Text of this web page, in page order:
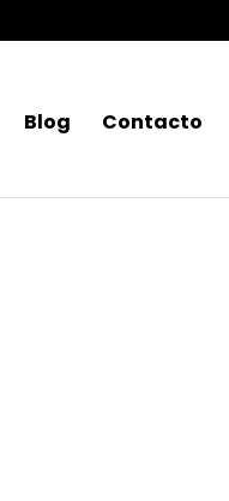
Blog Contacto